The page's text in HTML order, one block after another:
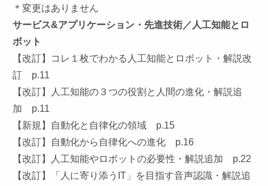
＊変更はありません
サービス&アプリケーション・先進技術／人工知能とロ
ボット
【改訂】コレ１枚でわかる人工知能とロボット・解説改
訂 p.11
【改訂】人工知能の３つの役割と人間の進化・解説追
加 p.11
【新規】自動化と自律化の領域 p.15
【改訂】自動化から自律化への進化 p.16
【改訂】人工知能やロボットの必要性・解説追加 p.22
【改訂】「人に寄り添うIT」を目指す音声認識・解説追